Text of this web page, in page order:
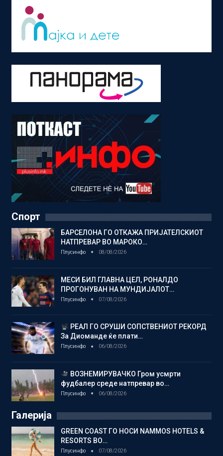
Спорт
БАРСЕЛОНА ГО ОТКАЖА ПРИЈАТЕЛСКИОТ
НАТПРЕВАР ВО МАРОКО…
Плусинфо 08/08/2026
МЕСИ БИЛ ГЛАВНА ЦЕЛ, РОНАЛДО
ПРОГОНУВАН НА МУНДИЈАЛОТ…
Плусинфо 07/08/2026
РЕАЛ ГО СРУШИ СОПСТВЕНИОТ РЕКОРД
За Диоманде ќе плати…
Плусинфо 06/08/2026
ВОЗНЕМИРУВАЧКО Гром усмрти
фудбалер среде натпревар во…
Плусинфо 06/08/2026
Галерија
GREEN COAST ГО НОСИ NAMMOS HOTELS &
RESORTS ВО…
Плусинфо 07/08/2026